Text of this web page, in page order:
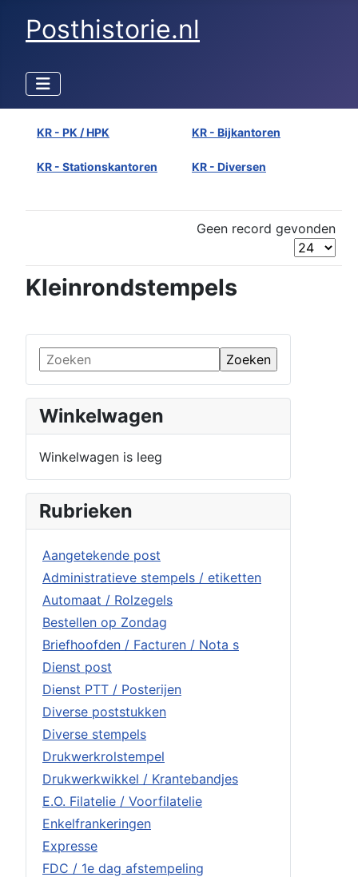
Posthistorie.nl
Winkelwagen
Winkelwagen is leeg
Rubrieken
Aangetekende post
Administratieve stempels / etiketten
Automaat / Rolzegels
Bestellen op Zondag
Briefhoofden / Facturen / Nota s
Dienst post
Dienst PTT / Posterijen
Diverse poststukken
Diverse stempels
Drukwerkrolstempel
Drukwerkwikkel / Krantebandjes
E.O. Filatelie / Voorfilatelie
Enkelfrankeringen
Expresse
FDC / 1e dag afstempeling
KR - PK / HPK KR - Bijkantoren
KR - Stationskantoren KR - Diversen
Geen record gevonden
Kleinrondstempels